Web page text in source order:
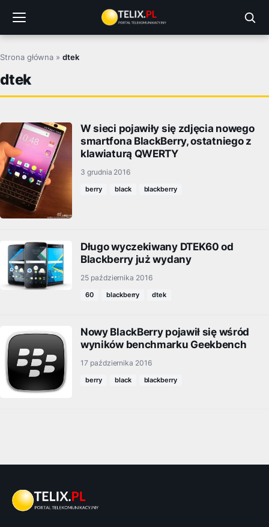
treści
Strona główna »dtek
dtek
W sieci pojawiły się zdjęcia nowego
smartfona BlackBerry, ostatniego z
klawiaturą QWERTY
3 grudnia 2016
berry black blackberry
Długo wyczekiwany DTEK60 od
Blackberry już wydany
25 października 2016
60 blackberry dtek
Nowy BlackBerry pojawił się wśród
wyników benchmarku Geekbench
17 października 2016
berry black blackberry